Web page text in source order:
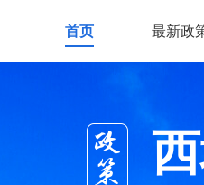
首页 最新政